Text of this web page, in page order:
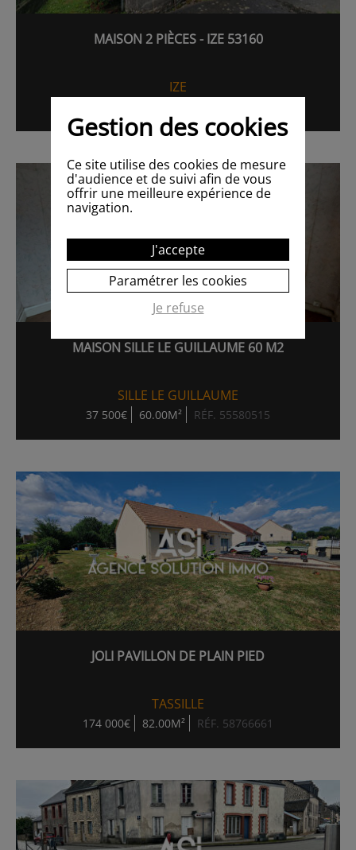
MAISON 2 PIÈCES - IZE 53160
IZE
MAISON SILLE LE GUILLAUME 60 M2
SILLE LE GUILLAUME
37 500€ 60.00M² RÉF. 55580515
JOLI PAVILLON DE PLAIN PIED
TASSILLE
174 000€ 82.00M² RÉF. 58766661
Gestion des cookies
Ce site utilise des cookies de mesure
d'audience et de suivi afin de vous
offrir une meilleure expérience de
navigation.
J'accepte
Paramétrer les cookies
Je refuse